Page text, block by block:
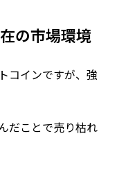
の市場環境
コインですが、強
だことで売り枯れ